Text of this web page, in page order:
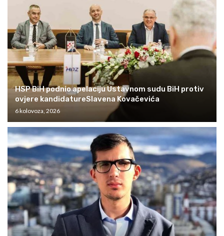
HSP BiH podnio apelaciju Ustavnom sudu BiH protiv
ovjere kandidatureSlavena Kovačevića
6 kolovoza, 2026